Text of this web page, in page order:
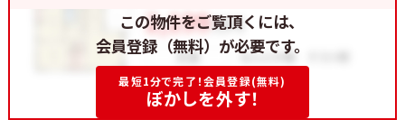
この物件をご覧頂くには、
会員登録（無料）が必要です。
最短1分で完了！会員登録(無料)
ぼかしを外す！